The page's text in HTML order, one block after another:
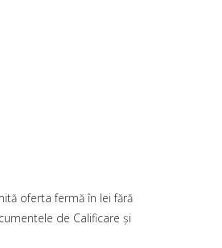
oferta fermă în lei fără
de Calificare şi